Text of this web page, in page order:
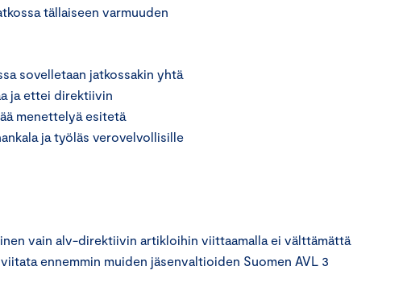
tällaiseen varmuuden
sovelletaan jatkossakin yhtä
ja ettei direktiivin
menettelyä esitetä
ja työläs verovelvollisille
vain alv-direktiivin artikloihin viittaamalla ei välttämättä
ennemmin muiden jäsenvaltioiden Suomen AVL 3